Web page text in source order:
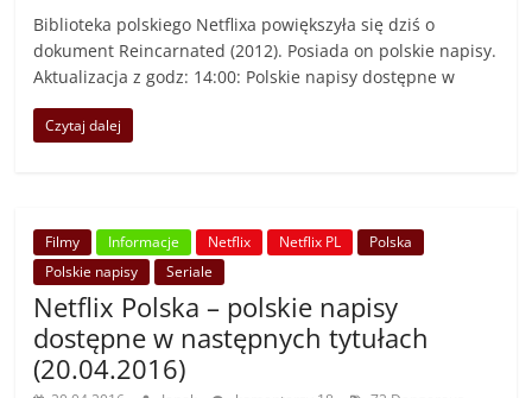
Biblioteka polskiego Netflixa powiększyła się dziś o
dokument Reincarnated (2012). Posiada on polskie napisy.
Aktualizacja z godz: 14:00: Polskie napisy dostępne w
Czytaj dalej
Filmy Informacje Netflix Netflix PL
Polska
Polskie napisy
Seriale
Netflix Polska – polskie napisy
dostępne w następnych tytułach
(20.04.2016)